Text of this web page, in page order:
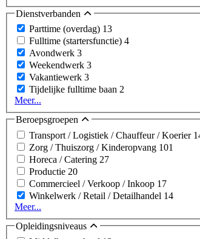
Dienstverbanden
Parttime (overdag) 13
Fulltime (startersfunctie) 4
Avondwerk 3
Weekendwerk 3
Vakantiewerk 3
Tijdelijke fulltime baan 2
Meer...
Beroepsgroepen
Transport / Logistiek / Chauffeur / Koerier
Zorg / Thuiszorg / Kinderopvang 101
Horeca / Catering 27
Productie 20
Commercieel / Verkoop / Inkoop 17
Winkelwerk / Retail / Detailhandel 14
Meer...
Opleidingsniveaus